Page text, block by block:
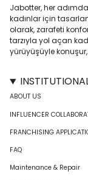
Jabotter, her
kadınlar için
olarak, zarafeti
tarzıyla yol açan
yürüyüşüyle
ABOUT US
INFLUENCER
FRANCHISING
FAQ
Maintenance & Repair